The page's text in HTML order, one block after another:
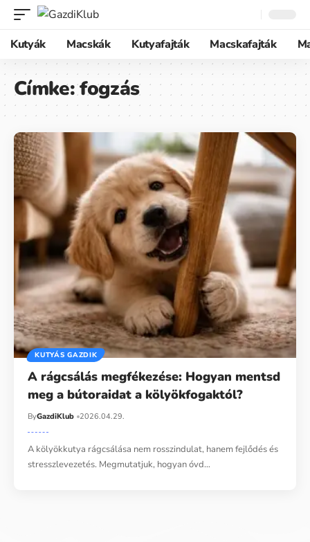
Kutyák Macskák Kutyafajták Macskafajták
Címke:fogzás
KUTYÁS GAZDIK
A rágcsálás megfékezése: Hogyan mentsd
meg a bútoraidat a kölyökfogaktól?
ByGazdiKlub 2026.04.29.
A kölyökkutya rágcsálása nem rosszindulat, hanem fejlődés és
stresszlevezetés. Megmutatjuk, hogyan óvd…